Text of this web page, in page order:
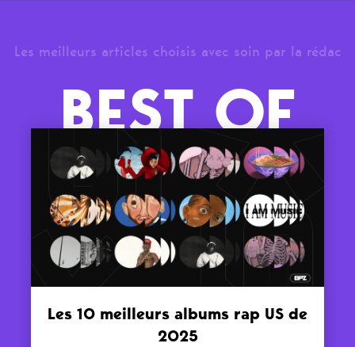
Les meilleurs articles choisis avec soin par la rédac
BEST OF
Les 10 meilleurs albums rap US de
2025